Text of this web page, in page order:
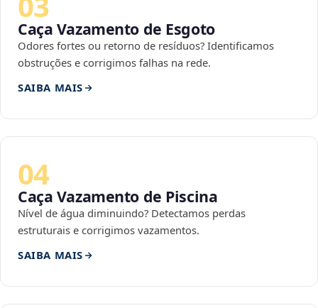
Caça Vazamento de Esgoto
Odores fortes ou retorno de resíduos? Identificamos
obstruções e corrigimos falhas na rede.
SAIBA MAIS
04
Caça Vazamento de Piscina
Nível de água diminuindo? Detectamos perdas
estruturais e corrigimos vazamentos.
SAIBA MAIS